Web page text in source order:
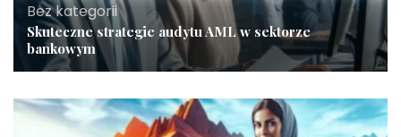
Bez kategorii
Skuteczne strategie audytu AML w sektorze
bankowym